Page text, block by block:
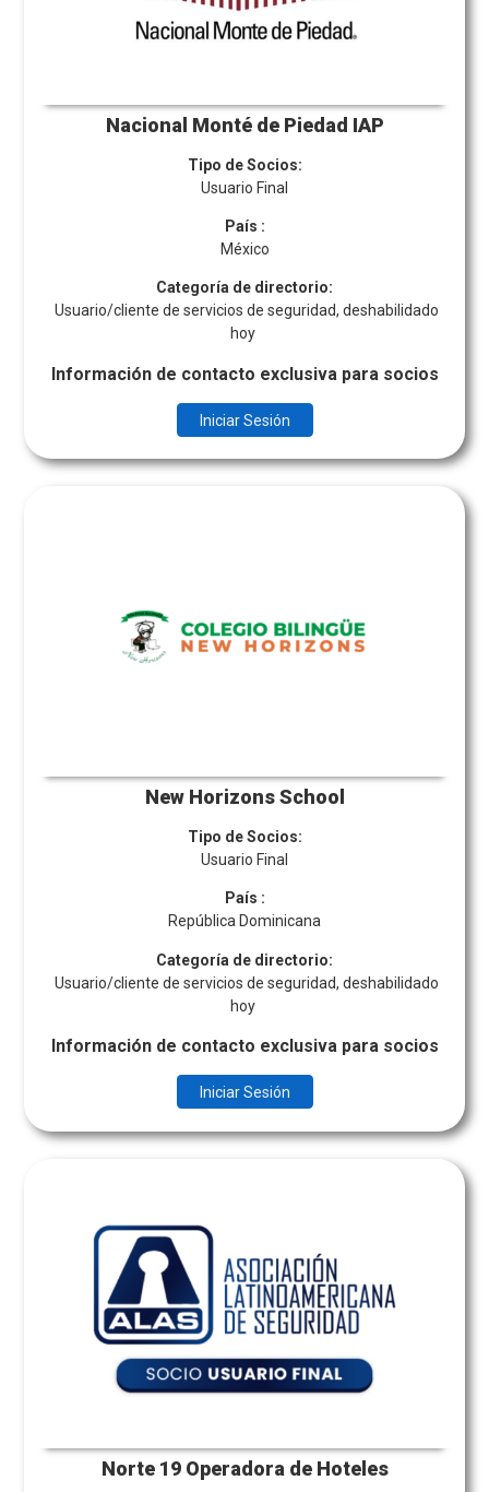
Nacional Monté de Piedad IAP
Tipo de Socios:
Usuario Final
País :
México
Categoría de directorio:
Usuario/cliente de servicios de seguridad, deshabilidado
hoy
Información de contacto exclusiva para socios
Iniciar Sesión
New Horizons School
Tipo de Socios:
Usuario Final
País :
República Dominicana
Categoría de directorio:
Usuario/cliente de servicios de seguridad, deshabilidado
hoy
Información de contacto exclusiva para socios
Iniciar Sesión
Norte 19 Operadora de Hoteles